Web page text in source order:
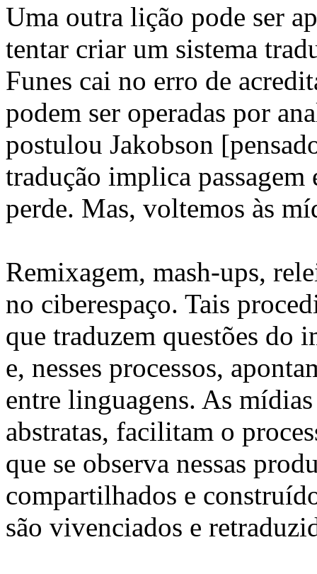
Uma outra lição pode ser
tentar criar um sistema
Funes cai no erro de
podem ser operadas por
postulou Jakobson
tradução implica passagem
perde. Mas, voltemos às
Remixagem, mash-ups,
no ciberespaço. Tais
que traduzem questões do
e, nesses processos,
entre linguagens. As
abstratas, facilitam o
que se observa nessas
compartilhados e
são vivenciados e